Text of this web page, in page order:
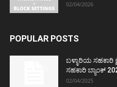
02/04/2026
POPULAR POSTS
ಬಳ್ಳಾರಿಯ ಸಹಕಾರಿ
ಸಹಕಾರಿ ಬ್ಯಾಂಕ್
02/04/2025